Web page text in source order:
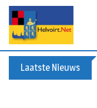
p
Laatste Nieuws